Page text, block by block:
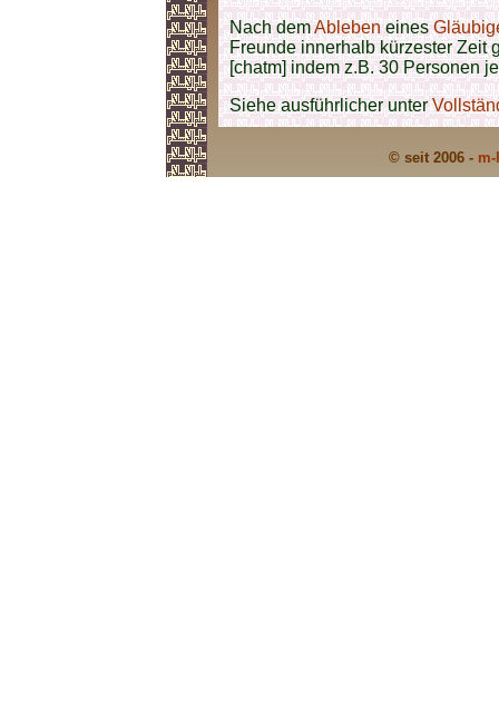
Nach demAblebeneines
Freunde innerhalb kürzester Zeit
[chatm] indem z.B. 30 Personen
Siehe ausführlicher unter
© seit 2006 -